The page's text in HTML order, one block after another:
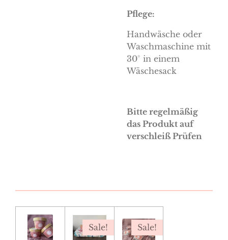
Pflege:
Handwäsche oder
Waschmaschine mit
30° in einem
Wäschesack
Bitte regelmäßig
das Produkt auf
verschleiß Prüfen
Sale! Sale!